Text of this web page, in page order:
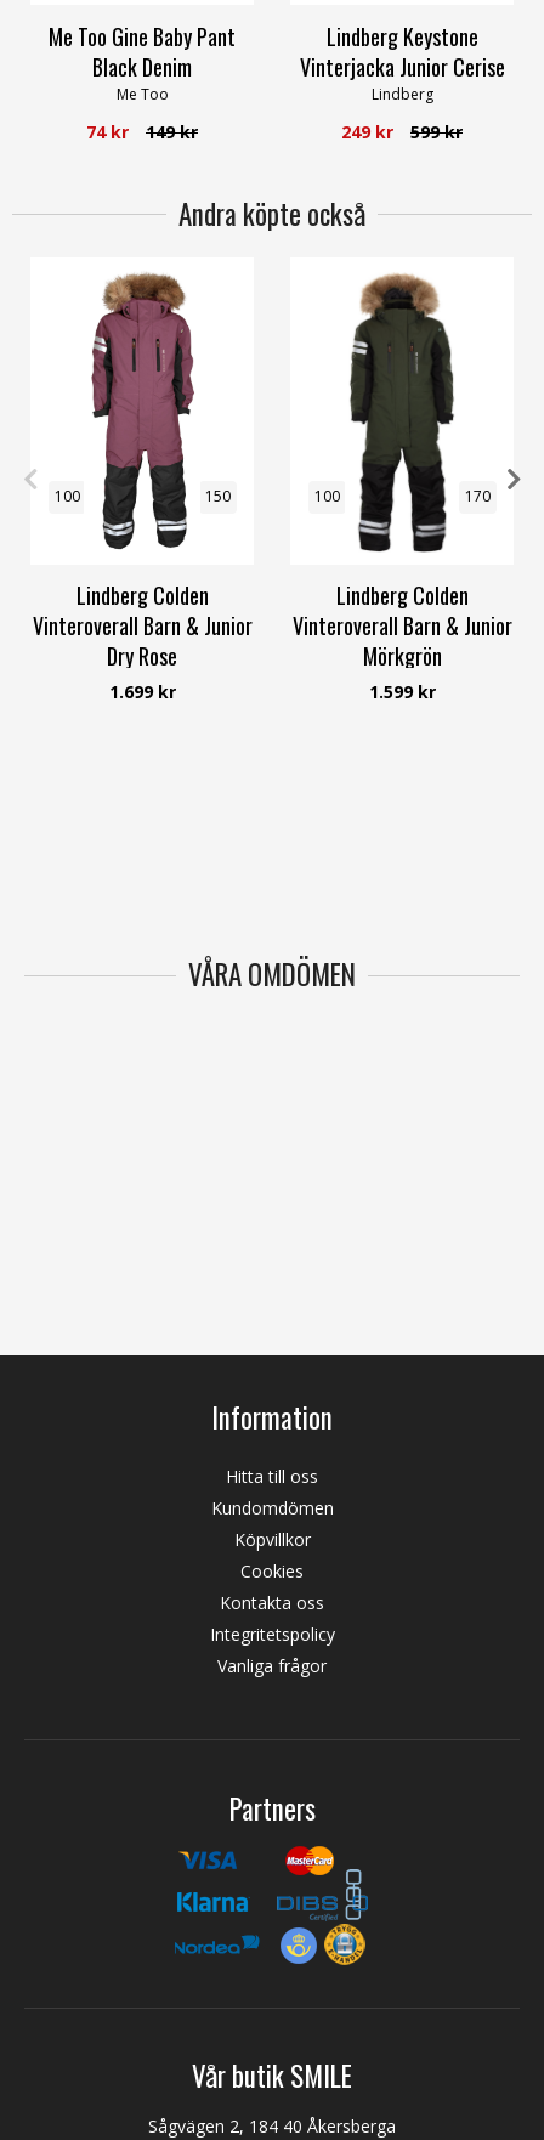
Me Too Gine Baby Pant
Black Denim
Me Too
74 kr 149 kr
Lindberg Keystone
Vinterjacka Junior Cerise
Lindberg
249 kr 599 kr
Andra köpte också
100 120 130 140
150
170
Lindberg Colden
Vinteroverall Barn & Junior
Dry Rose
Lindberg
1.699 kr
100 130 150 160 170
Lindberg Colden
Vinteroverall Barn & Junior
Mörkgrön
Lindberg
1.599 kr
VÅRA OMDÖMEN
Information
Hitta till oss
Kundomdömen
Köpvillkor
Cookies
Kontakta oss
Integritetspolicy
Vanliga frågor
Partners
Vår butik SMILE
Sågvägen 2, 184 40 Åkersberga